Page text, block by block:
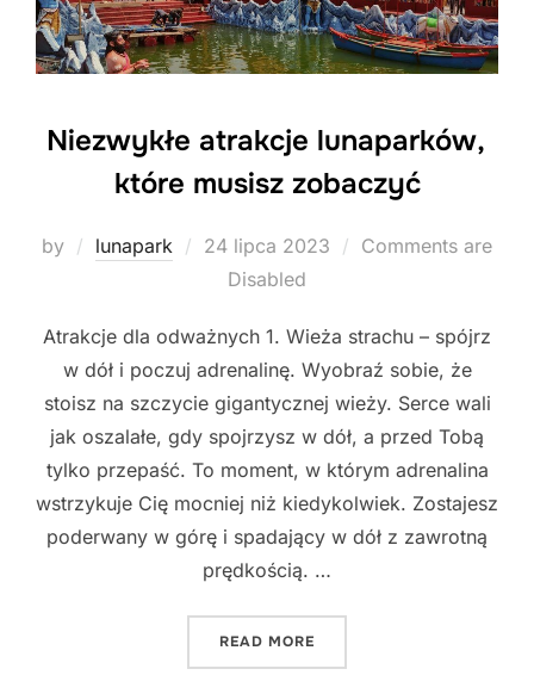
Niezwykłe atrakcje lunaparków,
które musisz zobaczyć
by lunapark
Posted
24 lipca 2023
Comments are
Disabled
Atrakcje dla odważnych 1. Wieża strachu – spójrz
w dół i poczuj adrenalinę. Wyobraź sobie, że
stoisz na szczycie gigantycznej wieży. Serce wali
jak oszalałe, gdy spojrzysz w dół, a przed Tobą
tylko przepaść. To moment, w którym adrenalina
wstrzykuje Cię mocniej niż kiedykolwiek. Zostajesz
poderwany w górę i spadający w dół z zawrotną
prędkością. …
READ MORE